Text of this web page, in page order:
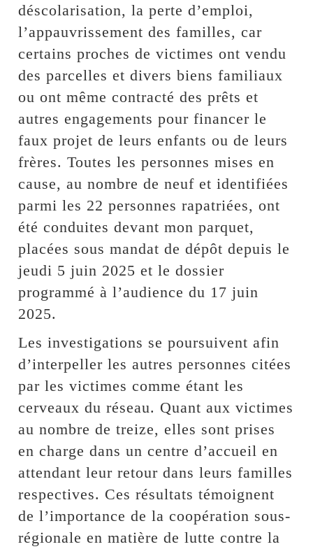
déscolarisation, la perte d’emploi,
l’appauvrissement des familles, car
certains proches de victimes ont vendu
des parcelles et divers biens familiaux
ou ont même contracté des prêts et
autres engagements pour financer le
faux projet de leurs enfants ou de leurs
frères. Toutes les personnes mises en
cause, au nombre de neuf et identifiées
parmi les 22 personnes rapatriées, ont
été conduites devant mon parquet,
placées sous mandat de dépôt depuis le
jeudi 5 juin 2025 et le dossier
programmé à l’audience du 17 juin
2025.
Les investigations se poursuivent afin
d’interpeller les autres personnes citées
par les victimes comme étant les
cerveaux du réseau. Quant aux victimes
au nombre de treize, elles sont prises
en charge dans un centre d’accueil en
attendant leur retour dans leurs familles
respectives. Ces résultats témoignent
de l’importance de la coopération sous-
régionale en matière de lutte contre la